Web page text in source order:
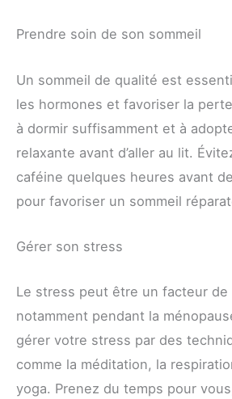
Prendre soin de son sommeil
Un sommeil de qualité est
les hormones et favoriser la
à dormir suffisamment et à
relaxante avant d’aller au lit.
caféine quelques heures avant
pour favoriser un sommeil
Gérer son stress
Le stress peut être un facteur de
notamment pendant la
gérer votre stress par des
comme la méditation, la
yoga. Prenez du temps pour